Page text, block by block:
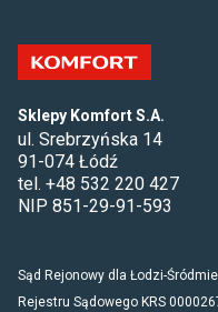
Sklepy Komfort S.A.
ul. Srebrzyńska 14
91-074 Łódź
tel. +48 532 220 427
NIP 851-29-91-593
Sąd Rejonowy dla Łodzi-
Rejestru Sądowego KRS